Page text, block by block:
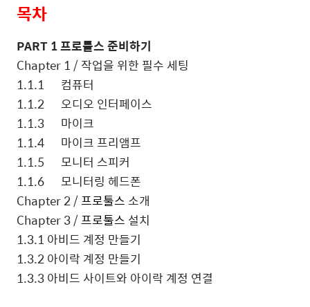
목차
PART 1프로툴스 준비하기
Chapter 1 /작업을 위한 필수 세팅
1.1.1
컴퓨터
1.1.2
오디오 인터페이스
1.1.3
마이크
1.1.4
마이크 프리앰프
1.1.5
모니터 스피커
1.1.6
모니터링 헤드폰
Chapter 2 /프로툴스 소개
Chapter 3 /프로툴스 설치
1.3.1 아비드 계정 만들기
1.3.2아이락 계정 만들기
1.3.3아비드 사이트와 아이락 계정 연결